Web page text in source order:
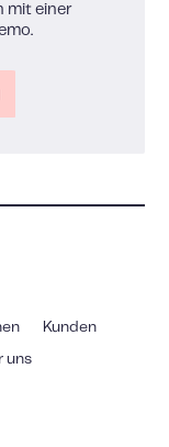
mit einer
Kunden
uns